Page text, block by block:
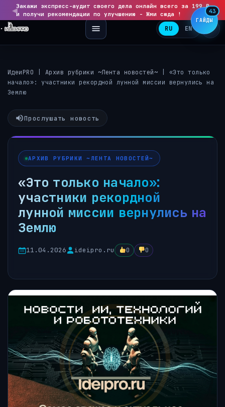
◀
Закажи экспресс-аудит своего дела онлайн всего за 199 ₽
и получи рекомендации по улучшению - Жми сюда !
▶
RU EN
ИдеиPRO Архив рубрики ~Лента новостей~
«Это только
начало»: участники рекордной лунной миссии вернулись на
Землю
Прослушать новость
АРХИВ РУБРИКИ ~ЛЕНТА НОВОСТЕЙ~
«Это только начало»:
участники рекордной
лунной миссии вернулись на
Землю
11.04.2026 ideipro.ru 0 0
ГАЙДЫ
43